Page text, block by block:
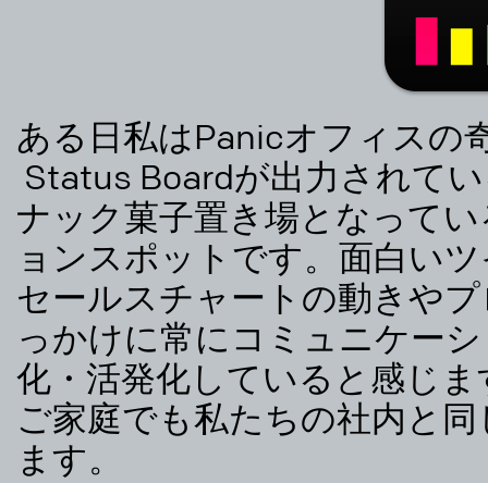
ある日私はPanicオフィスの
Status Boardが出力されて
ナック菓子置き場となって
ョンスポットです。面白い
セールスチャートの動きや
っかけに常にコミュニケー
化・活発化していると感じ
ご家庭でも私たちの社内と
ます。